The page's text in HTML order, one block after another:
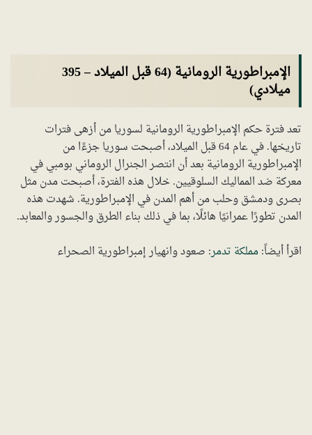
الإمبراطورية الرومانية (64 قبل الميلاد – 395
ميلادي)
تعد فترة حكم الإمبراطورية الرومانية لسوريا من أزهى فترات
تاريخها. في عام 64 قبل الميلاد، أصبحت سوريا جزءًا من
الإمبراطورية الرومانية بعد أن انتصر الجنرال الروماني بومبي في
معركة ضد المماليك السلوقيين. خلال هذه الفترة، أصبحت مدن مثل
بصرى ودمشق وحلب من أهم المدن في الإمبراطورية. شهدت هذه
المدن تطورًا عمرانيًا هائلًا، بما في ذلك بناء الطرق والجسور والمعابد.
اقرأ أيضاً:مملكة تدمر: صعود وانهيار إمبراطورية الصحراء